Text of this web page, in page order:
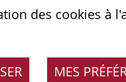
des cookies à
MES